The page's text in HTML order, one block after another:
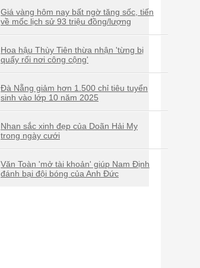
Giá vàng hôm nay bất ngờ tăng sốc, tiến
về mốc lịch sử 93 triệu đồng/lượng
Hoa hậu Thùy Tiên thừa nhận 'từng bị
quấy rối nơi công cộng'
Đà Nẵng giảm hơn 1.500 chỉ tiêu tuyển
sinh vào lớp 10 năm 2025
Nhan sắc xinh đẹp của Doãn Hải My
trong ngày cưới
Văn Toàn 'mở tài khoản' giúp Nam Định
đánh bại đội bóng của Anh Đức